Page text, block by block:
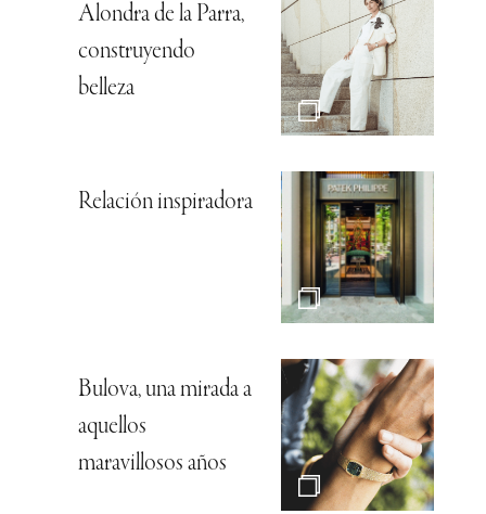
Alondra de la Parra,
construyendo
belleza
Relación inspiradora
Bulova, una mirada a
aquellos
maravillosos años